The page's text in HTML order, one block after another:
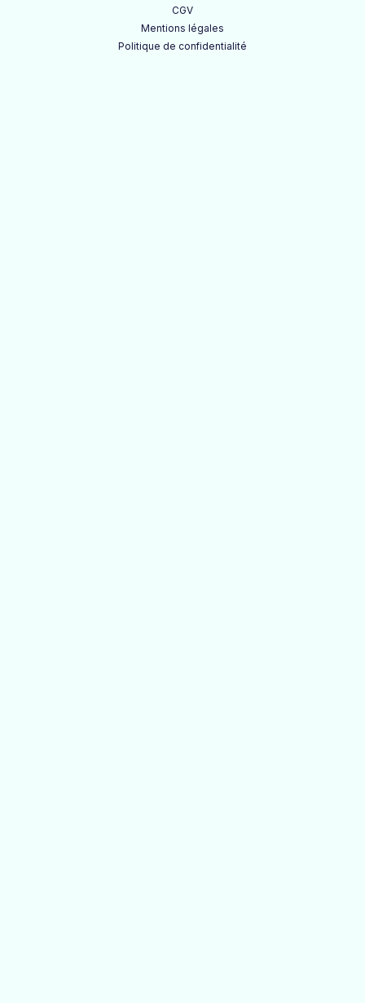
CGV
Mentions légales
Politique de confidentialité